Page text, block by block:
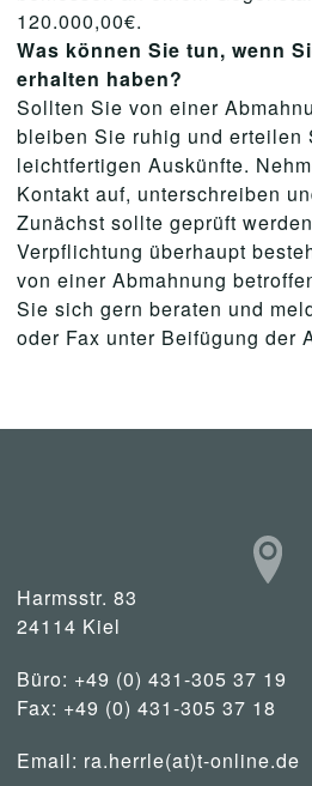
120.000,00€.
Was können Sie tun, wenn
erhalten haben?
Sollten Sie von einer
bleiben Sie ruhig und erteilen
leichtfertigen Auskünfte.
Kontakt auf, unterschreiben
Zunächst sollte geprüft
Verpflichtung überhaupt
von einer Abmahnung
Sie sich gern beraten und
oder Fax unter Beifügung der
Harmsstr. 83
24114 Kiel
Büro: +49 (0) 431-305 37 19
Fax: +49 (0) 431-305 37 18
Email: ra.herrle(at)t-online.de